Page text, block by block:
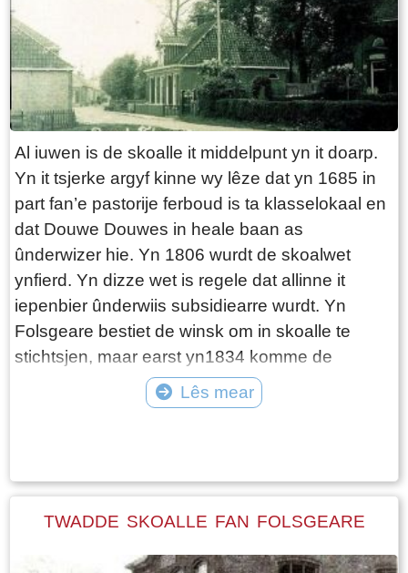
Hinke Rinkes Reitsma en har man Albert Jans
Twijnstra ervje it hûs yn 1903 en wolle it
ferkeapje. Yn novimber 1904 keapet Rients
Hiddes Frankena it hûs, mar it komt pas frij yn
1905.
Al iuwen is de skoalle it middelpunt yn it doarp.
Yn it tsjerke argyf kinne wy lêze dat yn 1685 in
part fan’e pastorije ferboud is ta klasselokaal en
dat Douwe Douwes in heale baan as
ûnderwizer hie. Yn 1806 wurdt de skoalwet
ynfierd. Yn dizze wet is regele dat allinne it
iepenbier ûnderwiis subsidiearre wurdt. Yn
Folsgeare bestiet de winsk om in skoalle te
stichtsjen, maar earst yn1834 komme de
tsjerkfâden by elkoar om te praten oer de fraach
wêr’t dizze iepenbiere skoalle stean komme
fan’e tsjerke is. De yngong fan’e skoalle soe dan
doarp komt te stean en dat de boer fan’e
Lês mear
TWADDE SKOALLE FAN FOLSGEARE